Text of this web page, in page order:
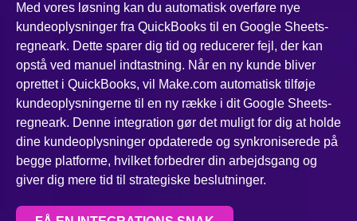
Med vores løsning kan du automatisk overføre nye
kundeoplysninger fra QuickBooks til en Google Sheets-
regneark. Dette sparer dig tid og reducerer fejl, der kan
opstå ved manuel indtastning. Når en ny kunde bliver
oprettet i QuickBooks, vil Make.com automatisk tilføje
kundeoplysningerne til en ny række i dit Google Sheets-
regneark. Denne integration gør det muligt for dig at holde
dine kundeoplysninger opdaterede og synkroniserede på
begge platforme, hvilket forbedrer din arbejdsgang og
giver dig mere tid til strategiske beslutninger.